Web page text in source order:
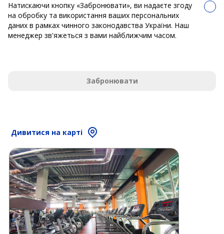
Натискаючи кнопку «Забронювати», ви надаєте згоду
на обробку та використання ваших персональних
даних в рамках чинного законодавства України. Наш
менеджер зв'яжеться з вами найближчим часом.
Забронювати
Дивитися на карті